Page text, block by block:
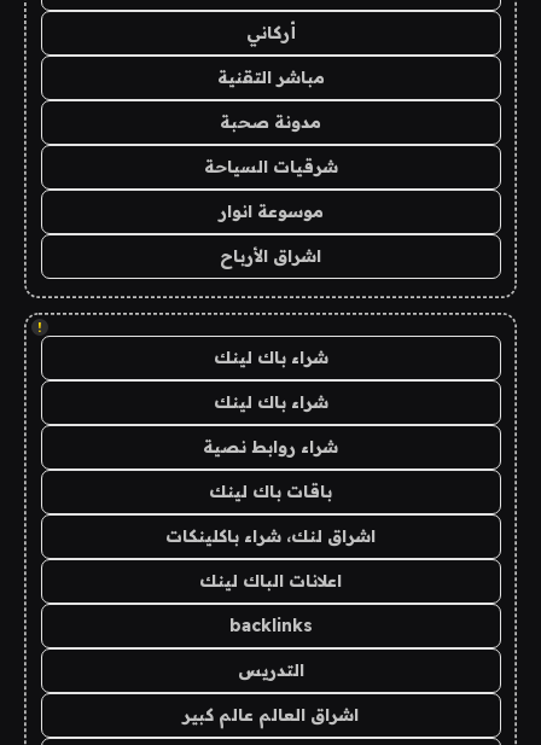
أركاني
مباشر التقنية
مدونة صحبة
شرقيات السياحة
موسوعة انوار
اشراق الأرباح
!
شراء باك لينك
شراء باك لينك
شراء روابط نصية
باقات باك لينك
اشراق لنك، شراء باكلينكات
اعلانات الباك لينك
backlinks
التدريس
اشراق العالم عالم كبير